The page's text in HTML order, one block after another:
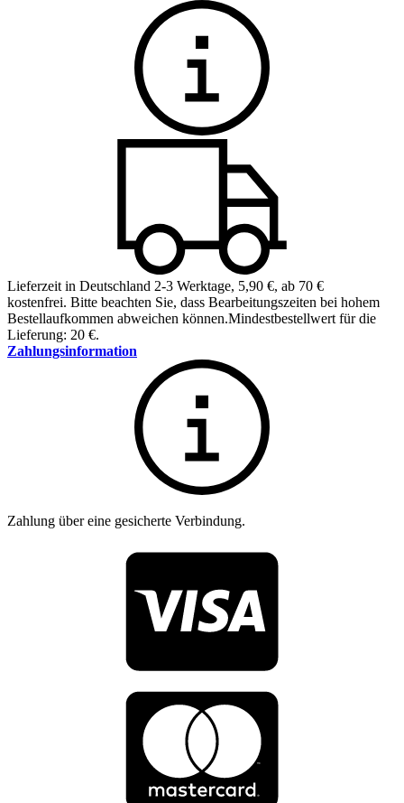
Lieferzeit in Deutschland 2-3 Werktage, 5,90 €, ab 70 €
kostenfrei. Bitte beachten Sie, dass Bearbeitungszeiten bei hohem
Bestellaufkommen abweichen können.Mindestbestellwert für die
Lieferung: 20 €.
Zahlungsinformation
Zahlung über eine gesicherte Verbindung.